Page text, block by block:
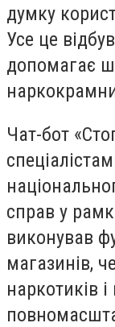
думку
Усе це
допомагає
Чат-бот
справ у
виконував
магазинів,
наркотиків